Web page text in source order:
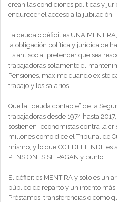
crean las condiciones políticas y
endurecer el acceso a la jubilación.
La deuda o déficit es UNA
la obligación política y jurídica de
Es antisocial pretender que sea
trabajadoras solamente el
Pensiones, máxime cuando existe
trabajo y los salarios.
Que la “deuda contable” de la
trabajadoras desde 1974 hasta
sostienen “economistas contra la
millones como dice el Tribunal de
mismo, y lo que CGT DEFIENDE
PENSIONES SE PAGAN y punto.
El déficit es MENTIRA y solo es un
público de reparto y un intento
Préstamos, transferencias o como